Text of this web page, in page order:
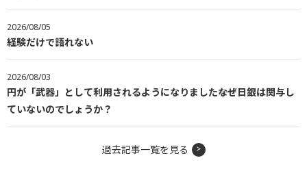
2026/08/05
経験だけで語れない
2026/08/03
円が「武器」として利用されるようになりました――なぜ日銀は関与し
ていないのでしょうか？
過去記事一覧を見る